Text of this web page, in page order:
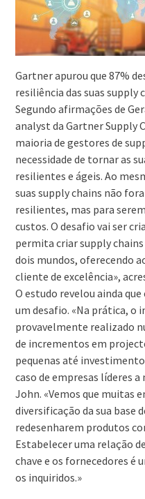
Gartner apurou que 87%
resiliência das suas supply
Segundo afirmações de
analyst da Gartner Supply
maioria de gestores de
necessidade de tornar as
resilientes e ágeis. Ao
suas supply chains não
resilientes, mas para
custos. O desafio vai ser
permita criar supply
dois mundos, oferecendo
cliente de excelência»,
O estudo revelou ainda
um desafio. «Na prática, o
provavelmente realizado
de incrementos em
pequenas até
caso de empresas líderes
John. «Vemos que muitas
diversificação da sua base
redesenharem produtos
Estabelecer uma relação
chave e os fornecedores é
os inquiridos.»